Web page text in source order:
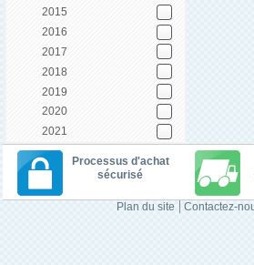
2015
2016
2017
2018
2019
2020
2021
Processus d'achat
sécurisé
Plan du site Contactez-